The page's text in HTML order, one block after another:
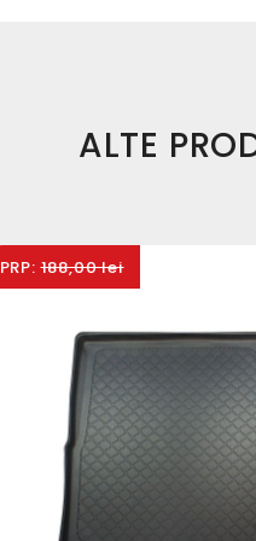
ALTE
PRP:188,00 lei